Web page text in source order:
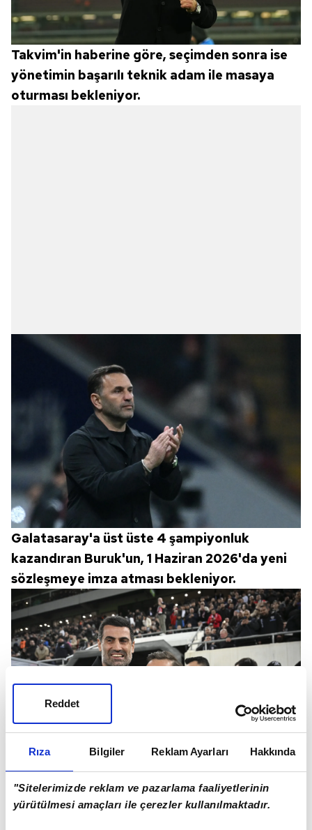
Rıza Bilgiler Reklam Ayarları Hakkında
"Sitelerimizde reklam ve pazarlama faaliyetlerinin
yürütülmesi amaçları ile çerezler kullanılmaktadır.
Reddet
Takvim'in haberine göre, seçimden sonra ise
yönetimin başarılı teknik adam ile masaya
oturması bekleniyor.
Galatasaray'a üst üste 4 şampiyonluk
kazandıran Buruk'un, 1 Haziran 2026'da yeni
sözleşmeye imza atması bekleniyor.
Sözleşmesindeki maddeye göre 1 yıllık
opsiyonu devreye giren Okan hocanın,